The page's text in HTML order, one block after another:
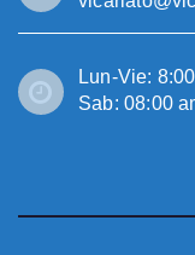
Lun-Vie:
Sab: 08:00